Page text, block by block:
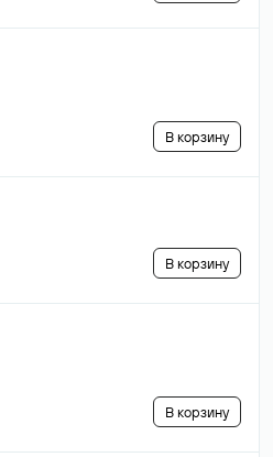
В корзину
В корзину
В корзину